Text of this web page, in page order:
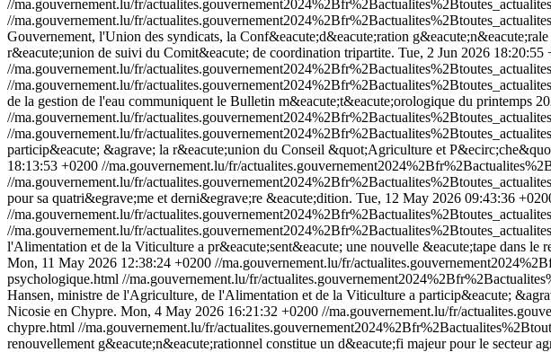
//ma.gouvernement.lu/fr/
//ma.gouvernement.lu/fr/
Gouvernement, l'Union des syndicats, la Conf&eacute;d&eacute;ration
r&eacute;union de suivi du Comit&eacute; de coordination tripartite. Tue, 2 Jun 2026 18:20:55
//ma.gouvernement.lu/fr/
//ma.gouvernement.lu/fr/
de la gestion de l'eau communiquent le Bulletin m&eacute;t&eacute;orologique du printemps
//ma.gouvernement.lu/fr/
//ma.gouvernement.lu/fr/
particip&eacute; &agrave; la r&eacute;union du Conseil &quot;Agriculture et
18:13:53 +0200 //ma.gouvernement.lu/fr/
//ma.gouvernement.lu/fr/
pour sa quatri&egrave;me et derni&egrave;re &eacute;dition. Tue, 12 May 2026 09:43:36
//ma.gouvernement.lu/fr/
//ma.gouvernement.lu/fr/
l'Alimentation et de la Viticulture a pr&eacute;sent&eacute; une nouvelle &eacute;tape dans
Mon, 11 May 2026 12:38:24 +0200 //ma.gouvernement.lu/fr/
psychologique.html //ma.gouvernement.lu/fr/
Hansen, ministre de l'Agriculture, de l'Alimentation et de la Viticulture a particip&eacute;
Nicosie en Chypre. Mon, 4 May 2026 16:21:32 +0200 //ma.gouvernement.lu/fr/
chypre.html //ma.gouvernement.lu/fr/
renouvellement g&eacute;n&eacute;rationnel constitue un d&eacute;fi majeur pour le secteur